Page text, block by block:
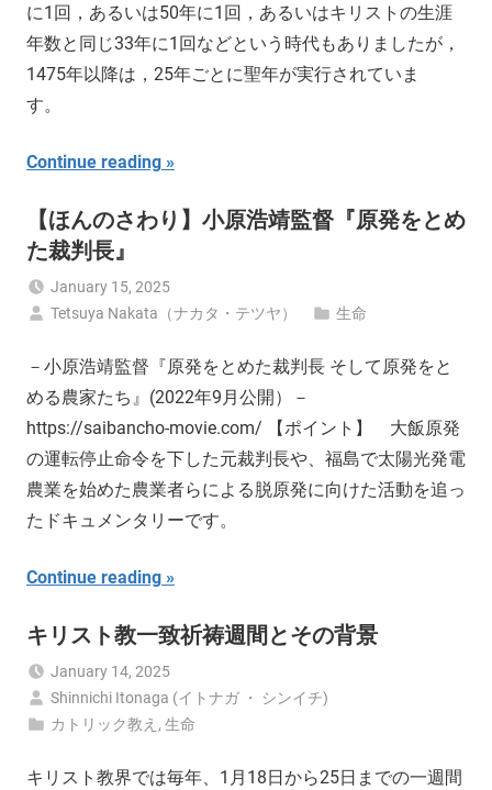
に1回，あるいは50年に1回，あるいはキリストの生涯
年数と同じ33年に1回などという時代もありましたが，
1475年以降は，25年ごとに聖年が実行されていま
す。
Continue reading
【ほんのさわり】小原浩靖監督『原発をとめ
た裁判長』
January 15, 2025
Tetsuya Nakata（ナカタ・テツヤ）
生命
－小原浩靖監督『原発をとめた裁判長 そして原発をと
める農家たち』(2022年9月公開）－
https://saibancho-movie.com/ 【ポイント】 大飯原発
の運転停止命令を下した元裁判長や、福島で太陽光発電
農業を始めた農業者らによる脱原発に向けた活動を追っ
たドキュメンタリーです。
Continue reading
キリスト教一致祈祷週間とその背景
January 14, 2025
Shinnichi Itonaga (イトナガ ・ シンイチ)
カトリック教え ,生命
キリスト教界では毎年、1月18日から25日までの一週間